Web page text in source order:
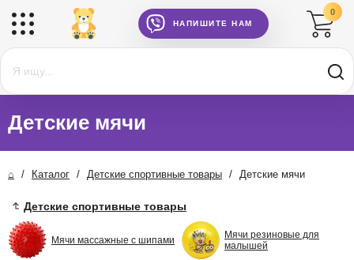
НАПИШИТЕ НАМ
0
Детские мячи
⌂ / Каталог / Детские спортивные товары / Детские мячи
Детские спортивные товары
Мячи массажные с шипами
Мячи резиновые для
малышей